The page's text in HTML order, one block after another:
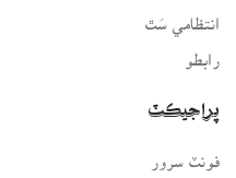
انتظامي سَٿ
رابطو
پراجيڪٽ